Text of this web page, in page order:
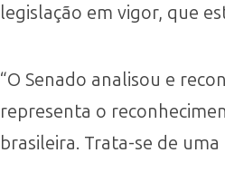
legislação em vigor, que
“O Senado analisou e
representa o
brasileira. Trata-se de